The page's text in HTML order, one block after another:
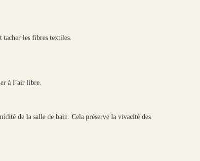
les fibres textiles.
à l’air libre.
de la salle de bain. Cela préserve la vivacité des